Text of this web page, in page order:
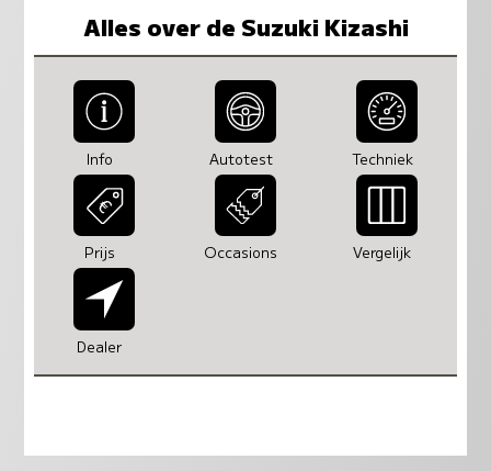
Alles over de Suzuki Kizashi
Info Autotest Techniek
Prijs Occasions Vergelijk
Dealer